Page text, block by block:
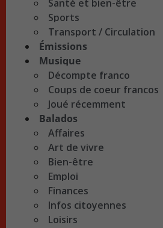
Santé et bien-être
Sports
Transport / Circulation
Émissions
Musique
Décompte franco
Coups de coeur francos
Joué récemment
Balados
Affaires
Art de vivre
Bien-être
Emploi
Finances
Infos citoyennes
Loisirs